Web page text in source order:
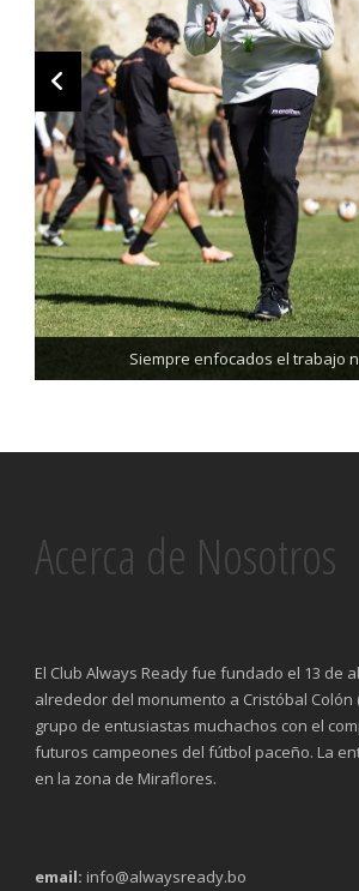
Siempre enfocados el trabajo
Trabajando enfocados, listos para el
Acerca de Nosotros
El Club Always Ready fue fundado el 13 de
alrededor del monumento a Cristóbal Colón
grupo de entusiastas muchachos con el
futuros campeones del fútbol paceño. La
en la zona de Miraflores.
email: info@alwaysready.bo